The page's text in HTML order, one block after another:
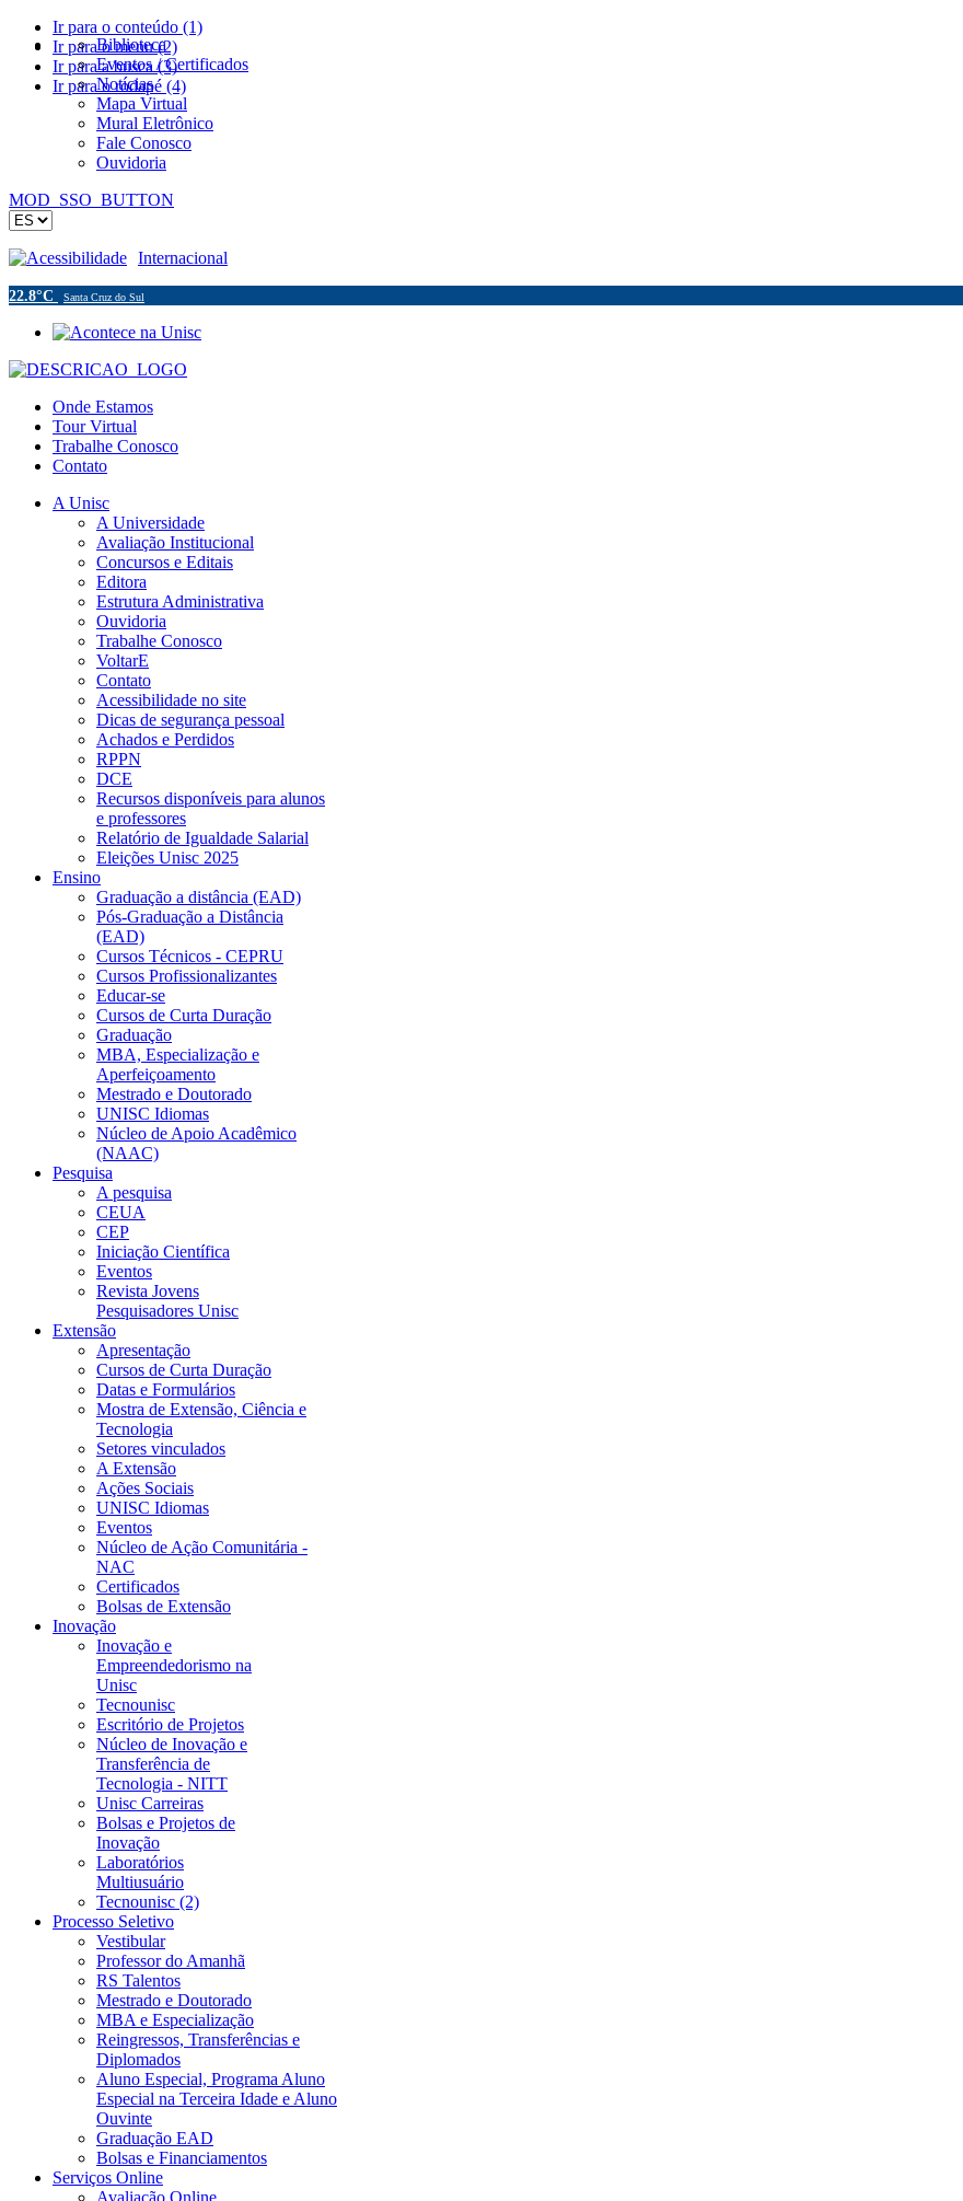
Ir para o conteúdo (1)
Ir para o menu (2)
Ir para a busca (3)
Ir para o rodapé (4)
Biblioteca
Eventos / Certificados
Notícias
Mapa Virtual
Mural Eletrônico
Fale Conosco
Ouvidoria
MOD_SSO_BUTTON
Acessibilidade Internacional
22.8°C Santa Cruz do Sul
Onde Estamos
Tour Virtual
Trabalhe Conosco
Contato
A Unisc
A Universidade
Avaliação Institucional
Concursos e Editais
Editora
Estrutura Administrativa
Ouvidoria
Trabalhe Conosco
VoltarE
Contato
Acessibilidade no site
Dicas de segurança pessoal
Achados e Perdidos
RPPN
DCE
Recursos disponíveis para alunos
e professores
Relatório de Igualdade Salarial
Eleições Unisc 2025
Ensino
Graduação a distância (EAD)
Pós-Graduação a Distância
(EAD)
Cursos Técnicos - CEPRU
Cursos Profissionalizantes
Educar-se
Cursos de Curta Duração
Graduação
MBA, Especialização e
Aperfeiçoamento
Mestrado e Doutorado
UNISC Idiomas
Núcleo de Apoio Acadêmico
(NAAC)
Pesquisa
A pesquisa
CEUA
CEP
Iniciação Científica
Eventos
Revista Jovens
Pesquisadores Unisc
Extensão
Apresentação
Cursos de Curta Duração
Datas e Formulários
Mostra de Extensão, Ciência e
Tecnologia
Setores vinculados
A Extensão
Ações Sociais
UNISC Idiomas
Eventos
Núcleo de Ação Comunitária -
NAC
Certificados
Bolsas de Extensão
Inovação
Inovação e
Empreendedorismo na
Unisc
Tecnounisc
Escritório de Projetos
Núcleo de Inovação e
Transferência de
Tecnologia - NITT
Unisc Carreiras
Bolsas e Projetos de
Inovação
Laboratórios
Multiusuário
Tecnounisc (2)
Processo Seletivo
Vestibular
Professor do Amanhã
RS Talentos
Mestrado e Doutorado
MBA e Especialização
Reingressos, Transferências e
Diplomados
Aluno Especial, Programa Aluno
Especial na Terceira Idade e Aluno
Ouvinte
Graduação EAD
Bolsas e Financiamentos
Serviços Online
Avaliação Online